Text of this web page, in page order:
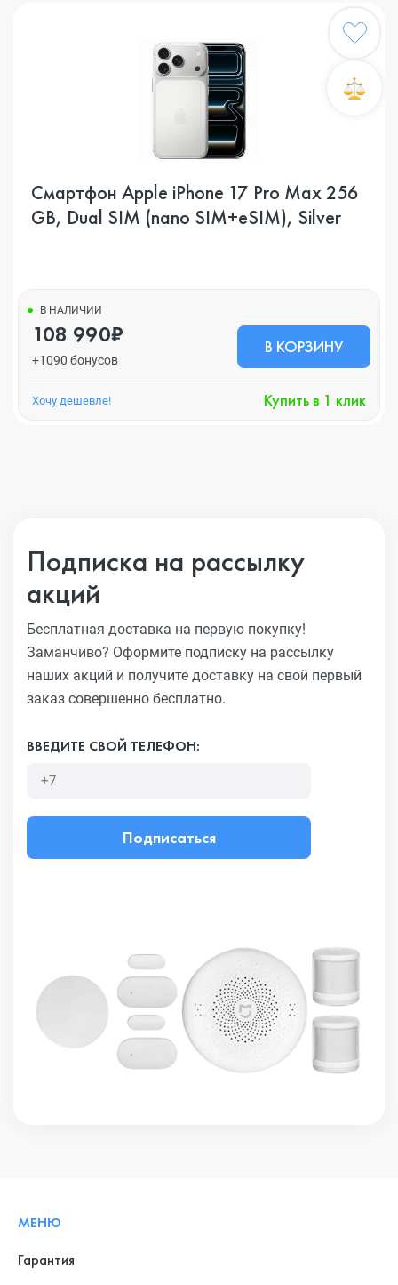
Смартфон Apple iPhone 17 Pro Max 256
GB, Dual SIM (nano SIM+eSIM), Silver
В НАЛИЧИИ
108 990₽
+1090 бонусов
В КОРЗИНУ
Хочу дешевле! Купить в 1 клик
Подписка на рассылку
акций
Бесплатная доставка на первую покупку!
Заманчиво? Оформите подписку на рассылку
наших акций и получите доставку на свой первый
заказ совершенно бесплатно.
ВВЕДИТЕ СВОЙ ТЕЛЕФОН:
Подписаться
МЕНЮ
Гарантия